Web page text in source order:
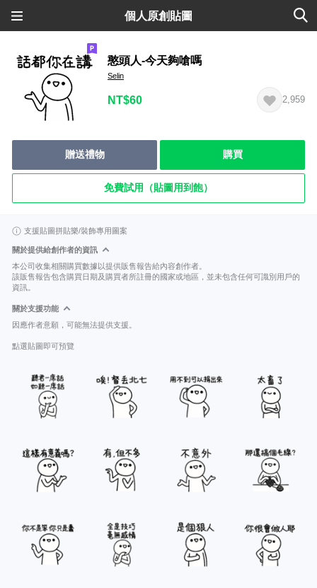
個人原創貼圖
憨頭人-今天夠嗆嗎
Selin
NT$60 2,959
贈送禮物 購買
免費試用（貼圖用到飽）
支援貼圖拼貼樂/裝飾專用圖案
關於提供給創作者的資訊
本公司收集相關購買數據以提供販售報告給內容創作者。
該販售報告包含購買日期及購買者所註冊的國家或地區，並未包含任何可識別用戶的
資訊。
關於支援功能
因應作者意願，可能無法提供支援。
點選貼圖即可預覽